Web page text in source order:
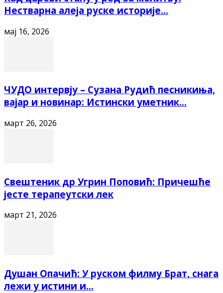
Нестварна алеја руске историје...
мај 16, 2026
ЧУДО интервју – Сузана Рудић песникиња,
вајар и новинар: Истински уметник...
март 26, 2026
Свештеник др Угрин Поповић: Причешће
јесте терапеутски лек
март 21, 2026
Душан Опачић: У руском филму Брат, снага
лежи у истини и...